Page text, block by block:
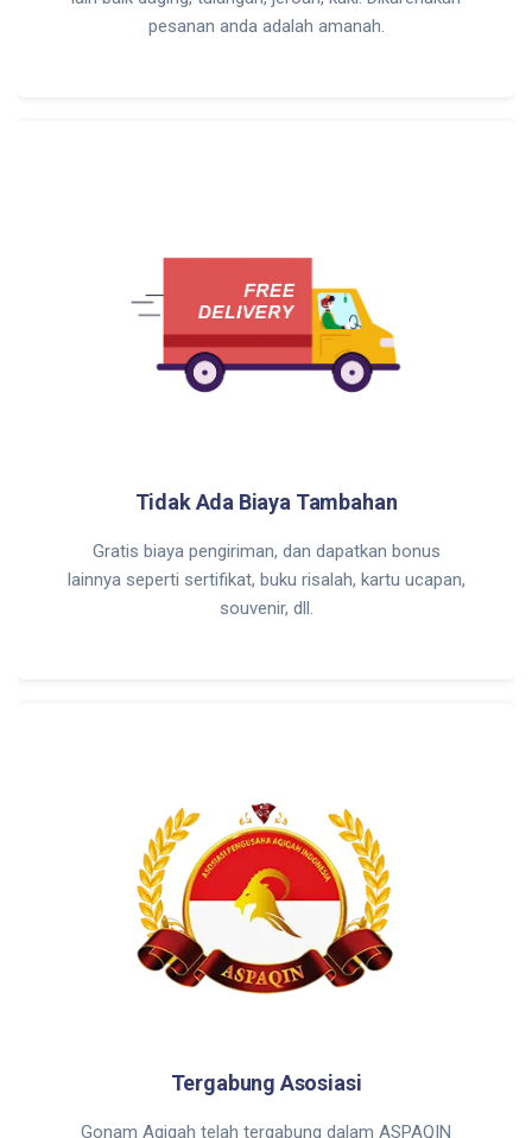
pesanan anda adalah amanah.
Tidak Ada Biaya Tambahan
Gratis biaya pengiriman, dan dapatkan bonus
lainnya seperti sertifikat, buku risalah, kartu ucapan,
souvenir, dll.
Tergabung Asosiasi
Gonam Aqiqah telah tergabung dalam ASPAQIN